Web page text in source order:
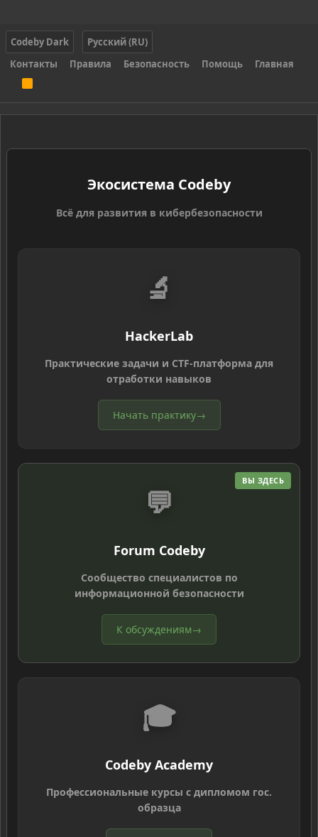
Codeby Dark
Русский (RU)
Контакты
Правила Безопасность Помощь Главная
S
Экосистема Codeby
Всё для развития в кибербезопасности
🔬
HackerLab
Практические задачи и CTF-платформа для
отработки навыков
Начать практику→
ВЫ ЗДЕСЬ
💬
Forum Codeby
Сообщество специалистов по
информационной безопасности
К обсуждениям→
🎓
Codeby Academy
Профессиональные курсы с дипломом гос.
образца